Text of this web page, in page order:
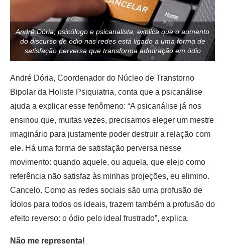
André Dória, psicólogo e psicanalista, explica que o aumento
do discurso de ódio nas redes está ligado a uma forma de
satisfação perversa que transforma admiração em ódio
André Dória, Coordenador do Núcleo de Transtorno
Bipolar da Holiste Psiquiatria, conta que a psicanálise
ajuda a explicar esse fenômeno: “A psicanálise já nos
ensinou que, muitas vezes, precisamos eleger um mestre
imaginário para justamente poder destruir a relação com
ele. Há uma forma de satisfação perversa nesse
movimento: quando aquele, ou aquela, que elejo como
referência não satisfaz às minhas projeções, eu elimino.
Cancelo. Como as redes sociais são uma profusão de
ídolos para todos os ideais, trazem também a profusão do
efeito reverso: o ódio pelo ideal frustrado”, explica.
Não me representa!